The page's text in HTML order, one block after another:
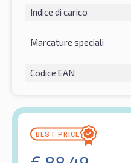
Indice di carico
Marcature speciali
Codice EAN